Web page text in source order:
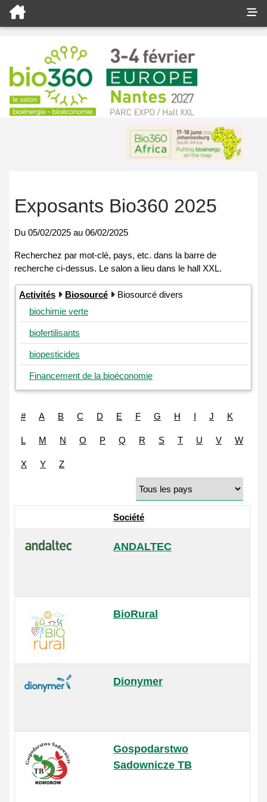
Exposants Bio360 2025
Du 05/02/2025 au 06/02/2025
Activités Biosourcé
Biosourcé divers
biochimie verte
biofertilisants
biopesticides
Financement de la bioéconomie
# A B C D E F G H I J K
L M N O P Q R S T U V W
X Y Z
Société
ANDALTEC
BioRural
Dionymer
Gospodarstwo
Sadownicze TB